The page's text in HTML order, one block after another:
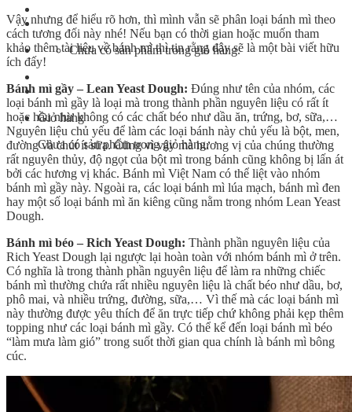
Chưa có sản phẩm trong giỏ hàng.
Giỏ hàng
Chưa có sản phẩm trong giỏ hàng.
Vậy nhưng để hiểu rõ hơn, thì mình vẫn sẽ phân loại bánh mì theo
cách tương đối này nhé! Nếu bạn có thời gian hoặc muốn tham
khảo thêm tài liệu về bánh mì thì tin rằng đây sẽ là một bài viết hữu
ích đấy!
Bánh mì gầy – Lean Yeast Dough: Đúng như tên của nhóm, các
loại bánh mì gầy là loại mà trong thành phần nguyên liệu có rất ít
hoặc hầu như không có các chất béo như dầu ăn, trứng, bơ, sữa,…
Nguyên liệu chủ yếu để làm các loại bánh này chủ yếu là bột, men,
đường và chút ít sữa. Cũng vì vậy mà hương vị của chúng thường
rất nguyên thủy, độ ngọt của bột mì trong bánh cũng không bị lấn át
bởi các hương vị khác. Bánh mì Việt Nam có thể liệt vào nhóm
bánh mì gầy này. Ngoài ra, các loại bánh mì lúa mạch, bánh mì đen
hay một số loại bánh mì ăn kiêng cũng nằm trong nhóm Lean Yeast
Dough.
Bánh mì béo – Rich Yeast Dough: Thành phần nguyên liệu của
Rich Yeast Dough lại ngược lại hoàn toàn với nhóm bánh mì ở trên.
Có nghĩa là trong thành phần nguyên liệu để làm ra những chiếc
bánh mì thường chứa rất nhiều nguyên liệu là chất béo như dầu, bơ,
phô mai, và nhiều trứng, đường, sữa,… Vì thế mà các loại bánh mì
này thường được yêu thích để ăn trực tiếp chứ không phải kẹp thêm
topping như các loại bánh mì gầy. Có thể kể đến loại bánh mì béo
“làm mưa làm gió” trong suốt thời gian qua chính là bánh mì bông
cúc.